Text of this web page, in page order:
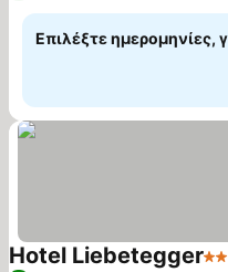
Επιλέξτε ημερομηνίες,
Hotel Liebetegger3